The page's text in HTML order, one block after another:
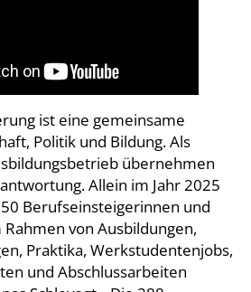
ist eine gemeinsame
Politik und Bildung. Als
übernehmen
Allein im Jahr 2025
Berufseinsteigerinnen und
von Ausbildungen,
Praktika, Werkstudentenjobs,
und Abschlussarbeiten